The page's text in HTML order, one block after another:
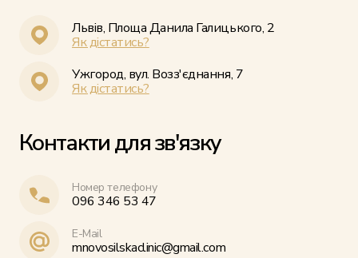
Львів, Площа Данила Галицького, 2
Як дістатись?
Ужгород, вул. Возз'єднання, 7
Як дістатись?
Контакти для зв'язку
Номер телефону
096 346 53 47
E-Mail
mnovosilskaclinic@gmail.com